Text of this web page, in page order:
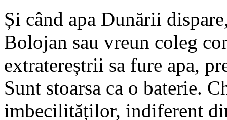
Și când apa Dunării
Bolojan sau vreun coleg
extratereștrii sa fure apa,
Sunt stoarsa ca o baterie.
imbecilităților, indiferent